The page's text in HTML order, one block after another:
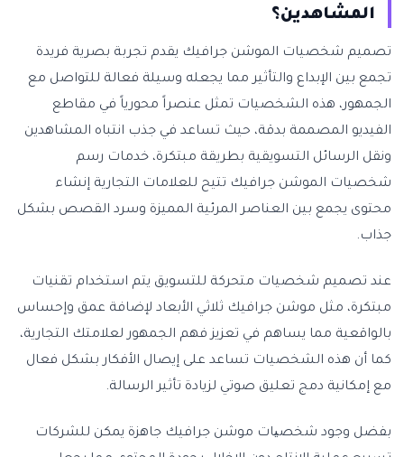
المشاهدين؟
تصميم شخصيات الموشن جرافيك يقدم تجربة بصرية فريدة
تجمع بين الإبداع والتأثير مما يجعله وسيلة فعالة للتواصل مع
الجمهور، هذه الشخصيات تمثل عنصراً محورياً في مقاطع
الفيديو المصممة بدقة، حيث تساعد في جذب انتباه المشاهدين
ونقل الرسائل التسويقية بطريقة مبتكرة، خدمات رسم
شخصيات الموشن جرافيك تتيح للعلامات التجارية إنشاء
محتوى يجمع بين العناصر المرئية المميزة وسرد القصص بشكل
جذاب.
عند تصميم شخصيات متحركة للتسويق يتم استخدام تقنيات
مبتكرة، مثل موشن جرافيك ثلاثي الأبعاد لإضافة عمق وإحساس
بالواقعية مما يساهم في تعزيز فهم الجمهور لعلامتك التجارية،
كما أن هذه الشخصيات تساعد على إيصال الأفكار بشكل فعال
مع إمكانية دمج تعليق صوتي لزيادة تأثير الرسالة.
بفضل وجود شخصیات موشن جرافيك جاهزة يمكن للشركات